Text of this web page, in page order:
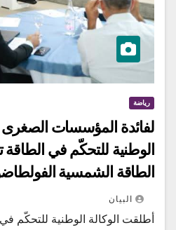
رياضة
لفائدة المؤسسات الصغرى
الوطنية للتحكّم في
الطاقة الشمسية
البيان
أطلقت الوكالة الوطنية للتحكّم